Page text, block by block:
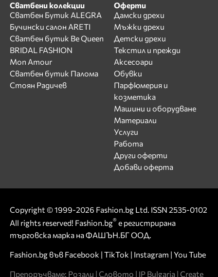
Сватбени колекции
Сватбен Бутик ALEGRA
Бучински салон ARETI
Сватбен бутик Be Queen
BRIDAL FASHION
Mon Amour
Сватбен бутик Палома
Стоян Радичев
Оферти
Дамски дрехи
Мъжки дрехи
Детски дрехи
Текстил и прежди
Аксесоари
Обувки
Парфюмерия и
козметика
Машини и оборудване
Материали
Услуги
Работа
Други оферти
Добави оферта
Copyright © 1999-2026 Fashion.bg Ltd. ISSN 2535-0102
All rights reserved! Fashion.bg® е регистрирана
търговска марка на ФАШЪН.БГ ООД.
Fashion.bg във Facebook | TikTok | Instagram | You Tube
Препоръчваме: Розали | Словото | IP Bulgaria | Create